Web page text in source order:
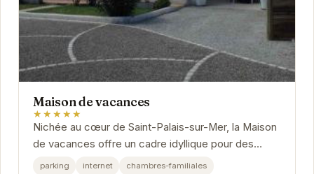
Maison de vacances
★★★★★
Nichée au cœur de Saint-Palais-sur-Mer, la Maison
de vacances offre un cadre idyllique pour des
vacances inoubliables.
parking internet
chambres-familiales